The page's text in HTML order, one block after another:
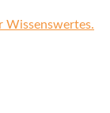
Wissenswertes.